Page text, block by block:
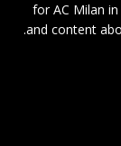
for AC Milan in
and content